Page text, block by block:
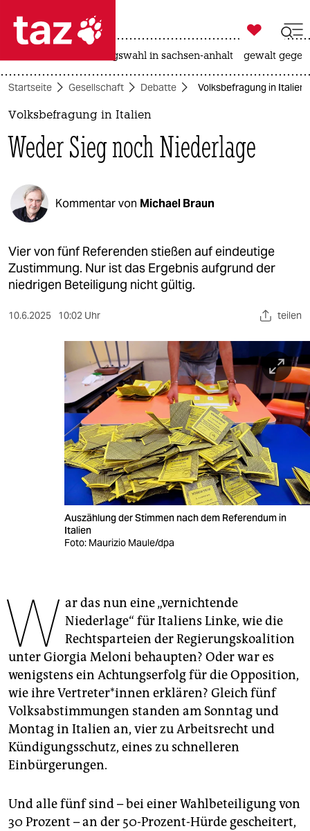
 taz zahl ich
taz zahl ich
politik
öko
gesellschaft
kultur
sport
berlin
wahrheit
veranstaltungen
fragen & hilfe
unterstützen
genossenschaft
epaper login

taz zahl ich
landtagswahl in sachsen-anhalt gewalt
Startseite Gesellschaft Debatte Volksbefragung in
Volksbefragung in Italien
Weder Sieg noch Niederlage
Kommentar von Michael Braun
Vier von fünf Referenden stießen auf eindeutige
Zustimmung. Nur ist das Ergebnis aufgrund der
niedrigen Beteiligung nicht gültig.
10.6.2025 10:02 Uhr teilen
Auszählung der Stimmen nach dem Referendum in
Italien
Foto: Maurizio Maule/dpa
W ar das nun eine „vernichtende
Niederlage“ für Italiens Linke, wie die
Rechtsparteien der Regierungskoalition
unter Giorgia Meloni behaupten? Oder war es
wenigstens ein Achtungserfolg für die Opposition,
wie ihre Ver­tre­te­r*in­nen erklären? Gleich fünf
Volksabstimmungen standen am Sonntag und
Montag in Italien an, vier zu Arbeitsrecht und
Kündigungsschutz, eines zu schnelleren
Einbürgerungen.
Und alle fünf sind – bei einer Wahlbeteiligung von
30 Prozent – an der 50-Prozent-Hürde gescheitert,